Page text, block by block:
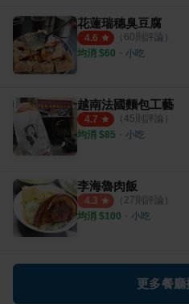
花蓮瑞穗臭豆腐
4.6 （ 60則評論）
均消 $60 ・ 小吃
越南法國麵包工藝
4.7 （ 45則評論）
均消 $85 ・ 小吃
李海魯肉飯
4.3 （ 27則評論）
均消 $100 ・ 小吃
更多餐廳